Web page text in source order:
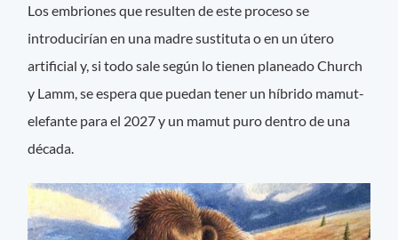
Los embriones que resulten de este proceso se
introducirían en una madre sustituta o en un útero
artificial y, si todo sale según lo tienen planeado Church
y Lamm, se espera que puedan tener un híbrido mamut-
elefante para el 2027 y un mamut puro dentro de una
década.